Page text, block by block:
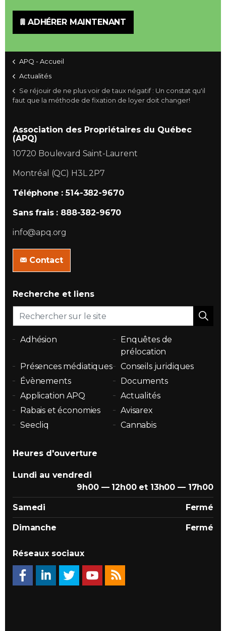
ADHÉRER MAINTENANT
APQ - Accueil
Actualités
Se réjouir de ne plus voir de taux négatif : Un constat qu'il
faut que la méthode de fixation de loyer doit changer!
Association des Propriétaires du Québec
(APQ)
10720 Boulevard Saint-Laurent
Montréal (QC) H3L 2P7
Téléphone : 514-382-9670
Sans frais : 888-382-9670
info@apq.org
Contact
Recherche et liens
Adhésion
Enquêtes de
prélocation
Présences médiatiques
Conseils juridiques
Évènements
Documents
Application APQ
Actualités
Rabais et économies
Avisarex
Seecliq
Cannabis
Heures d'ouverture
Lundi au vendredi
9h00 — 12h00 et 13h00 — 17h00
Samedi Fermé
Dimanche Fermé
Réseaux sociaux